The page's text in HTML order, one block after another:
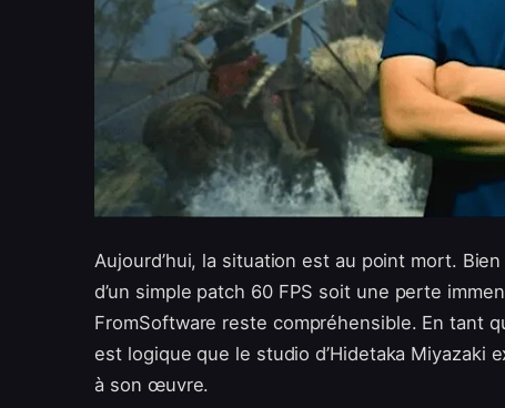
Aujourd’hui, la situation est au point mort.
d’un simple patch 60 FPS soit une perte
FromSoftware reste compréhensible. En tant
est logique que le studio d’Hidetaka Miyazaki
à son œuvre.